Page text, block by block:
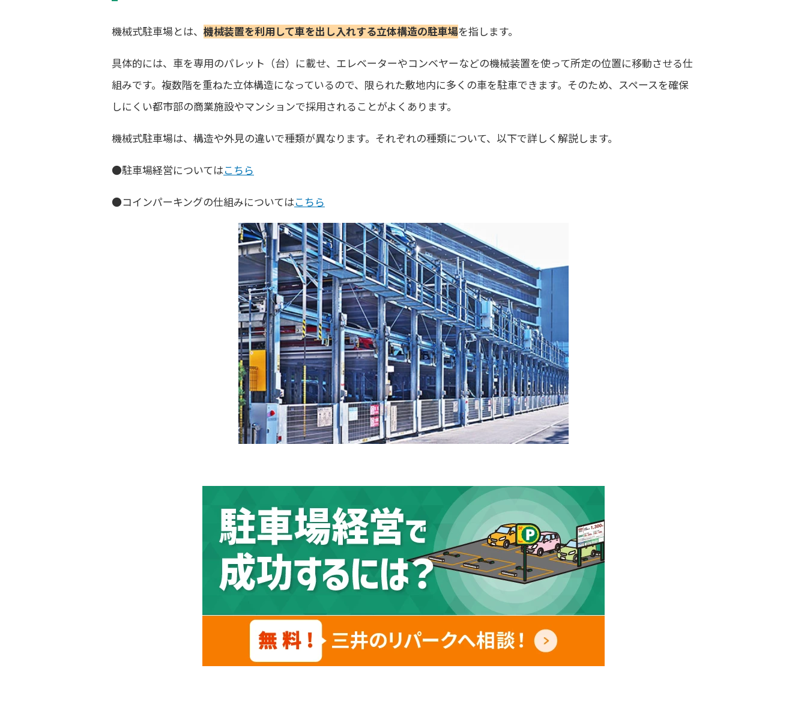
機械式駐車場とは、 機械装置を利用して車を出し入れする立体構造の駐車場を指します。
具体的には、車を専用のパレット（台）に載せ、エレベーターやコンベヤーなどの機械装置を使って所定の位置に移動させる仕
組みです。複数階を重ねた立体構造になっているので、限られた敷地内に多くの車を駐車できます。そのため、スペースを確保
しにくい都市部の商業施設やマンションで採用されることがよくあります。
機械式駐車場は、構造や外見の違いで種類が異なります。それぞれの種類について、以下で詳しく解説します。
●駐車場経営についてはこちら
●コインパーキングの仕組みについてはこちら